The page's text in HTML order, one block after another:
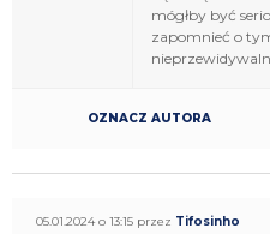
mógłby być
zapomnieć o
OZNACZ AUTORA
05.01.2024 o 13:15 przez Tifosinho